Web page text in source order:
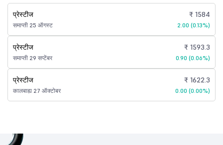
प्रेस्टीज
समाप्ती 25 ऑगस्ट
₹ 1584
2.00 (0.13%)
प्रेस्टीज
समाप्ती 29 सप्टेंबर
₹ 1593.3
0.90 (0.06%)
प्रेस्टीज
कालबाह्य 27 ऑक्टोबर
₹ 1622.3
0.00 (0.00%)